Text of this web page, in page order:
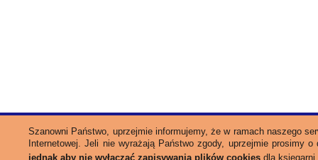
Szanowni Państwo, uprzejmie informujemy, że w ramach naszego
Internetowej. Jeli nie wyrażają Państwo zgody, uprzejmie
jednak aby nie wyłączać zapisywania plików cookies dla